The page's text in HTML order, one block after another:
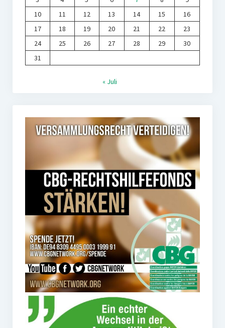
10
11 12 13 14 15
16
17
18 19 20 21 22
23
24
25 26 27 28 29
30
31
« Juli